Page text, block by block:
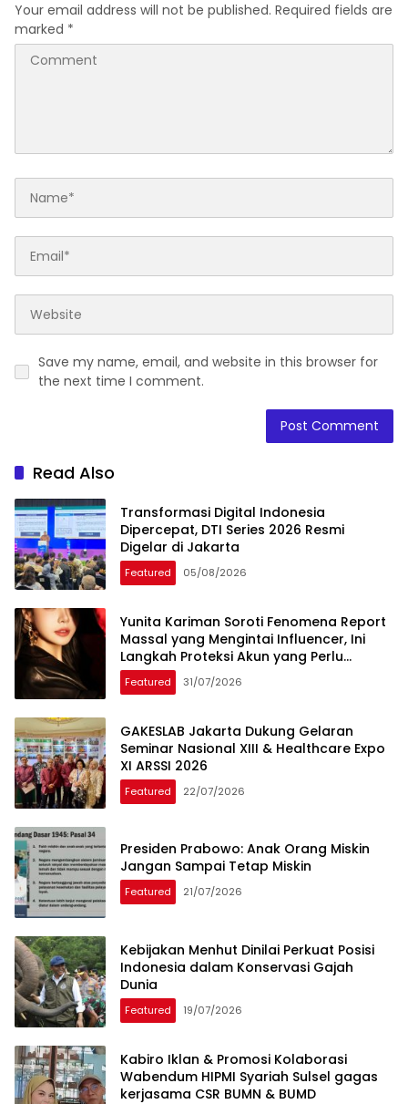
Your email address will not be published. Required fields are
marked *
Save my name, email, and website in this browser for
the next time I comment.
Read Also
Transformasi Digital Indonesia
Dipercepat, DTI Series 2026 Resmi
Digelar di Jakarta
Featured 05/08/2026
Yunita Kariman Soroti Fenomena Report
Massal yang Mengintai Influencer, Ini
Langkah Proteksi Akun yang Perlu
Diketahui
Featured 31/07/2026
GAKESLAB Jakarta Dukung Gelaran
Seminar Nasional XIII & Healthcare Expo
XI ARSSI 2026
Featured 22/07/2026
Presiden Prabowo: Anak Orang Miskin
Jangan Sampai Tetap Miskin
Featured 21/07/2026
Kebijakan Menhut Dinilai Perkuat Posisi
Indonesia dalam Konservasi Gajah
Dunia
Featured 19/07/2026
Kabiro Iklan & Promosi Kolaborasi
Wabendum HIPMI Syariah Sulsel gagas
kerjasama CSR BUMN & BUMD